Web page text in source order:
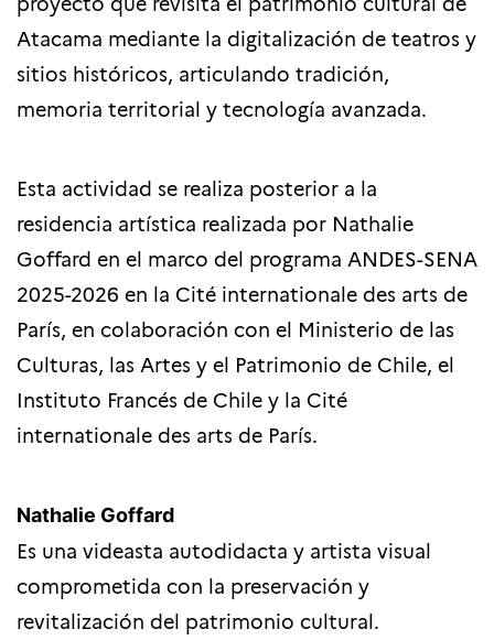
Atacama mediante la digitalización de teatros y
sitios históricos, articulando tradición,
memoria territorial y tecnología avanzada.
Esta actividad se realiza posterior a la
residencia artística realizada por Nathalie
Goffard en el marco del programa ANDES-SENA
2025-2026 en la Cité internationale des arts de
París, en colaboración con el Ministerio de las
Culturas, las Artes y el Patrimonio de Chile, el
Instituto Francés de Chile y la Cité
internationale des arts de París.
Nathalie Goffard
Es una videasta autodidacta y artista visual
comprometida con la preservación y
revitalización del patrimonio cultural.